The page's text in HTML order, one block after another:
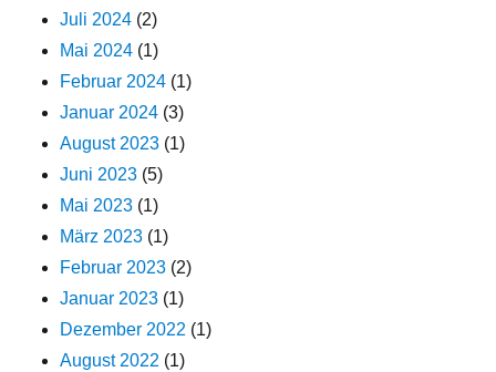
Juli 2024 (2)
Mai 2024 (1)
Februar 2024 (1)
Januar 2024 (3)
August 2023 (1)
Juni 2023 (5)
Mai 2023 (1)
März 2023 (1)
Februar 2023 (2)
Januar 2023 (1)
Dezember 2022 (1)
August 2022 (1)